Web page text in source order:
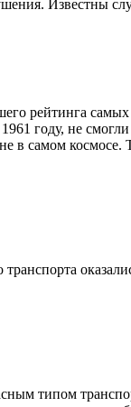
Известны
рейтинга
году, не
в самом
типом